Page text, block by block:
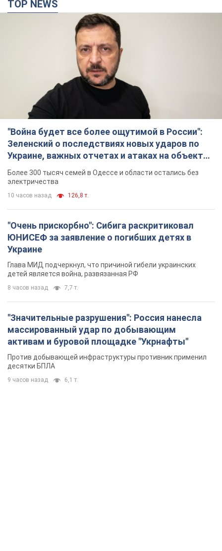
TOP NEWS
"Война будет все более ощутимой в России":
Зеленский о последствиях новых ударов по
Украине, важных отчетах и атаках на объекты
противника. Видео
Более 300 тысяч семей в Одессе и области остались без
электричества
10 часов назад 126,8 т.
"Очень прискорбно": Сибига раскритиковал
ЮНИСЕФ за заявление о погибших детях в
Украине
Глава МИД подчеркнул, что причиной гибели украинских
детей является война, развязанная РФ
8 часов назад 7,7 т.
"Значительные разрушения": Россия нанесла
массированный удар по добывающим
активам и буровой площадке "Укрнафты"
Против добывающей инфраструктуры противник применил
десятки БПЛА
9 часов назад 6,1 т.